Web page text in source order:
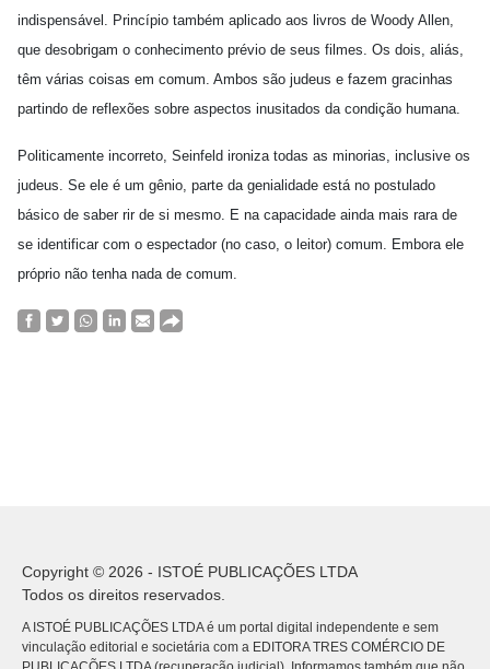
indispensável. Princípio também aplicado aos livros de Woody Allen,
que desobrigam o conhecimento prévio de seus filmes. Os dois, aliás,
têm várias coisas em comum. Ambos são judeus e fazem gracinhas
partindo de reflexões sobre aspectos inusitados da condição humana.
Politicamente incorreto, Seinfeld ironiza todas as minorias, inclusive os
judeus. Se ele é um gênio, parte da genialidade está no postulado
básico de saber rir de si mesmo. E na capacidade ainda mais rara de
se identificar com o espectador (no caso, o leitor) comum. Embora ele
próprio não tenha nada de comum.
Copyright © 2026 - ISTOÉ PUBLICAÇÕES LTDA
Todos os direitos reservados.
A ISTOÉ PUBLICAÇÕES LTDA é um portal digital independente e sem
vinculação editorial e societária com a EDITORA TRES COMÉRCIO DE